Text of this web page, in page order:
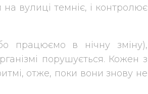
на вулиці темніє, і контролює
працюємо в нічну зміну),
порушується. Кожен з
отже, поки вони знову не